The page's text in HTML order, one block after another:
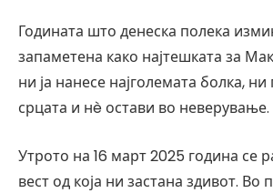
Годината што денеска полека
запаметена како најтешката за
ни ја нанесе најголемата болка,
срцата и нè остави во неверување.
Утрото на 16 март 2025 година се
вест од која ни застана здивот. Во